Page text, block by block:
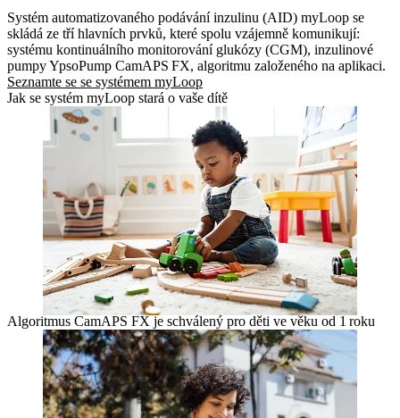
Systém automatizovaného podávání inzulinu (AID) myLoop se
skládá ze tří hlavních prvků, které spolu vzájemně komunikují:
systému kontinuálního monitorování glukózy (CGM), inzulinové
pumpy YpsoPump CamAPS FX, algoritmu založeného na aplikaci.
Seznamte se se systémem myLoop
Jak se systém myLoop stará o vaše dítě
Algoritmus CamAPS FX je schválený pro děti ve věku od 1 roku